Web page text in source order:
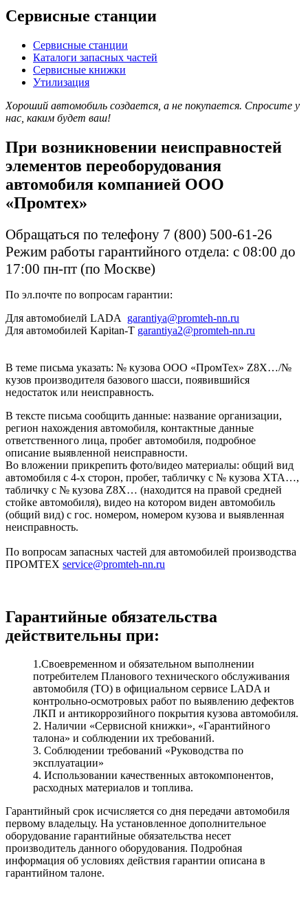
Сервисные станции
Сервисные станции
Каталоги запасных частей
Сервисные книжки
Утилизация
Хороший автомобиль создается, а не покупается. Спросите у
нас, каким будет ваш!
При возникновении неисправностей
элементов переоборудования
автомобиля компанией ООО
«Промтех»
Обращаться по телефону 7 (800) 500-61-26
Режим работы гарантийного отдела: с 08:00 до
17:00 пн-пт (по Москве)
По эл.почте по вопросам гарантии:
Для автомобиелй LADA garantiya@promteh-nn.ru
Для автомобилей Kapitan-T garantiya2@promteh-nn.ru
В теме письма указать: № кузова ООО «ПромТех» Z8Х…/№
кузов производителя базового шасси, появившийся
недостаток или неисправность.
В тексте письма сообщить данные: название организации,
регион нахождения автомобиля, контактные данные
ответственного лица, пробег автомобиля, подробное
описание выявленной неисправности.
Во вложении прикрепить фото/видео материалы: общий вид
автомобиля с 4-х сторон, пробег, табличку с № кузова XTA…,
табличку с № кузова Z8X… (находится на правой средней
стойке автомобиля), видео на котором виден автомобиль
(общий вид) с гос. номером, номером кузова и выявленная
неисправность.
По вопросам запасных частей для автомобилей производства
ПРОМТЕХ service@promteh-nn.ru
Гарантийные обязательства
действительны при:
1.Своевременном и обязательном выполнении
потребителем Планового технического обслуживания
автомобиля (ТО) в официальном сервисе LADA и
контрольно-осмотровых работ по выявлению дефектов
ЛКП и антикоррозийного покрытия кузова автомобиля.
2. Наличии «Сервисной книжки», «Гарантийного
талона» и соблюдении их требований.
3. Соблюдении требований «Руководства по
эксплуатации»
4. Использовании качественных автокомпонентов,
расходных материалов и топлива.
Гарантийный срок исчисляется со дня передачи автомобиля
первому владельцу. На установленное дополнительное
оборудование гарантийные обязательства несет
производитель данного оборудования. Подробная
информация об условиях действия гарантии описана в
гарантийном талоне.